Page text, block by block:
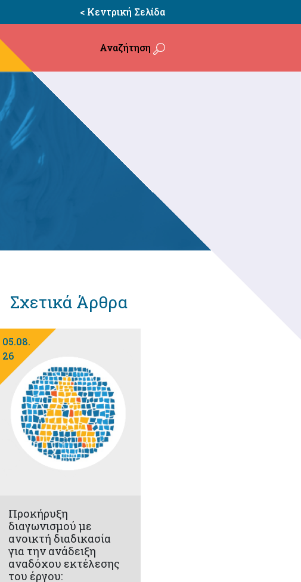
< Κεντρική Σελίδα
Αναζήτηση
Σχετικά Άρθρα
05.08.
26
Προκήρυξη
διαγωνισμού με
ανοικτή διαδικασία
για την ανάδειξη
αναδόχου εκτέλεσης
του έργου: